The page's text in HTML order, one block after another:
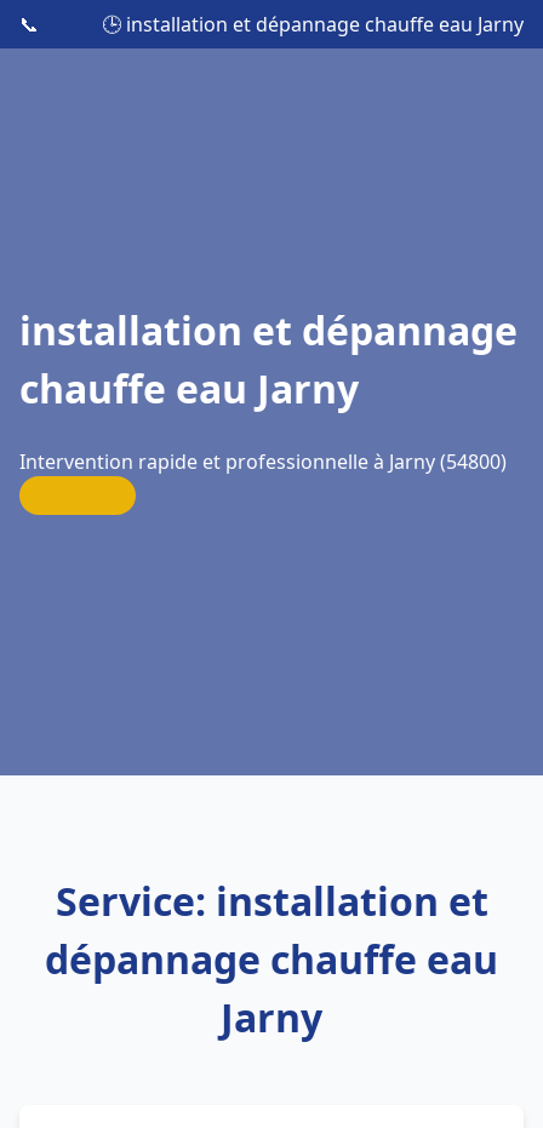
📞 🕒 installation et dépannage chauffe eau Jarny
installation et dépannage
chauffe eau Jarny
Intervention rapide et professionnelle à Jarny (54800)
Service: installation et
dépannage chauffe eau
Jarny